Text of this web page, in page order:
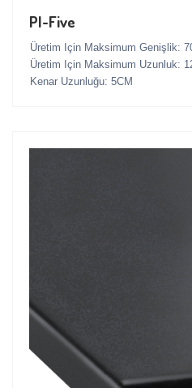
PI-Five
Üretim Için Maksimum Genişlik:
Üretim Için Maksimum Uzunluk:
Kenar Uzunluğu: 5CM